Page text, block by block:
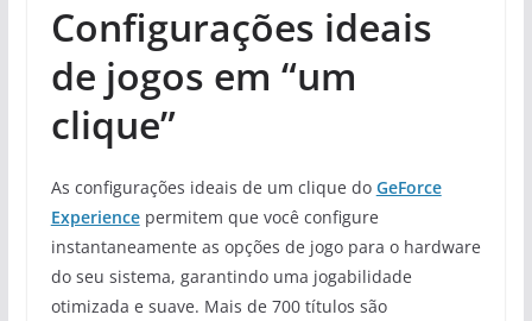
Configurações ideais
de jogos em “um
clique”
As configurações ideais de um clique do GeForce
Experiencepermitem que você configure
instantaneamente as opções de jogo para o hardware
do seu sistema, garantindo uma jogabilidade
otimizada e suave. Mais de 700 títulos são